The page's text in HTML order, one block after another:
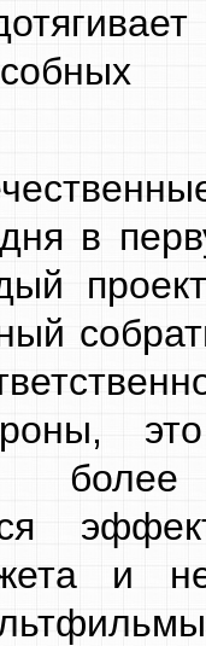
в
это
и